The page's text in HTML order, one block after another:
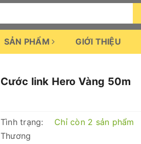
SẢN PHẨM GIỚI THIỆU
Cước link Hero Vàng 50m
Tình trạng:
Chỉ còn 2 sản phẩm
Thương